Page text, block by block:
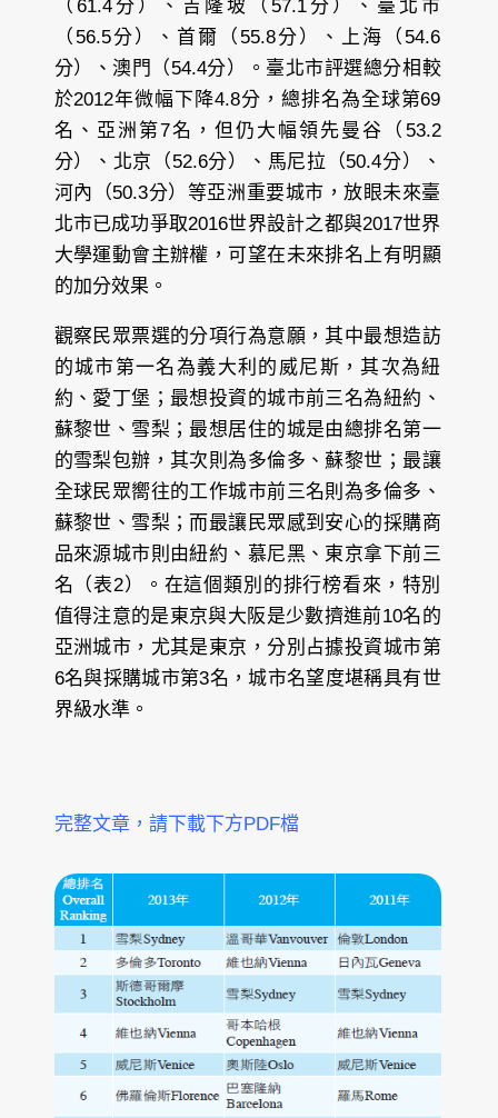
（61.4分）、吉隆坡（57.1分）、臺北市
（56.5分）、首爾（55.8分）、上海（54.6
分）、澳門（54.4分）。臺北市評選總分相較
於2012年微幅下降4.8分，總排名為全球第69
名、亞洲第7名，但仍大幅領先曼谷（53.2
分）、北京（52.6分）、馬尼拉（50.4分）、
河內（50.3分）等亞洲重要城市，放眼未來臺
北市已成功爭取2016世界設計之都與2017世界
大學運動會主辦權，可望在未來排名上有明顯
的加分效果。
觀察民眾票選的分項行為意願，其中最想造訪
的城市第一名為義大利的威尼斯，其次為紐
約、愛丁堡；最想投資的城市前三名為紐約、
蘇黎世、雪梨；最想居住的城是由總排名第一
的雪梨包辦，其次則為多倫多、蘇黎世；最讓
全球民眾嚮往的工作城市前三名則為多倫多、
蘇黎世、雪梨；而最讓民眾感到安心的採購商
品來源城市則由紐約、慕尼黑、東京拿下前三
名（表2）。在這個類別的排行榜看來，特別
值得注意的是東京與大阪是少數擠進前10名的
亞洲城市，尤其是東京，分別占據投資城市第
6名與採購城市第3名，城市名望度堪稱具有世
界級水準。
完整文章，請下載下方PDF檔